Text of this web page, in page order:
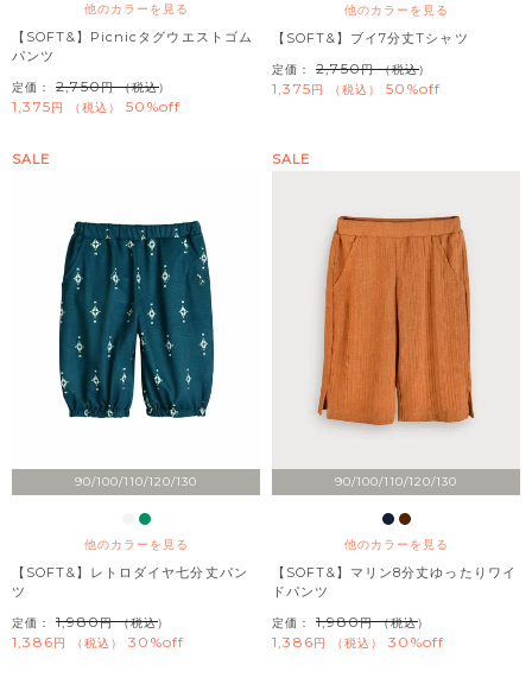
他のカラーを見る
【SOFT&】Picnicタグウエストゴム
パンツ
定価： 2,750 （税込）
1,375 税込 50%off
他のカラーを見る
【SOFT&】ブイ7分丈Tシャツ
定価： 2,750 （税込）
1,375 税込 50%off
90/100/110/120/130
他のカラーを見る
SALE
【SOFT&】レトロダイヤ七分丈パン
ツ
定価： 1,980 （税込）
1,386 税込 30%off
90/100/110/120/130
他のカラーを見る
SALE
【SOFT&】マリン8分丈ゆったりワイ
ドパンツ
定価： 1,980 （税込）
1,386 税込 30%off